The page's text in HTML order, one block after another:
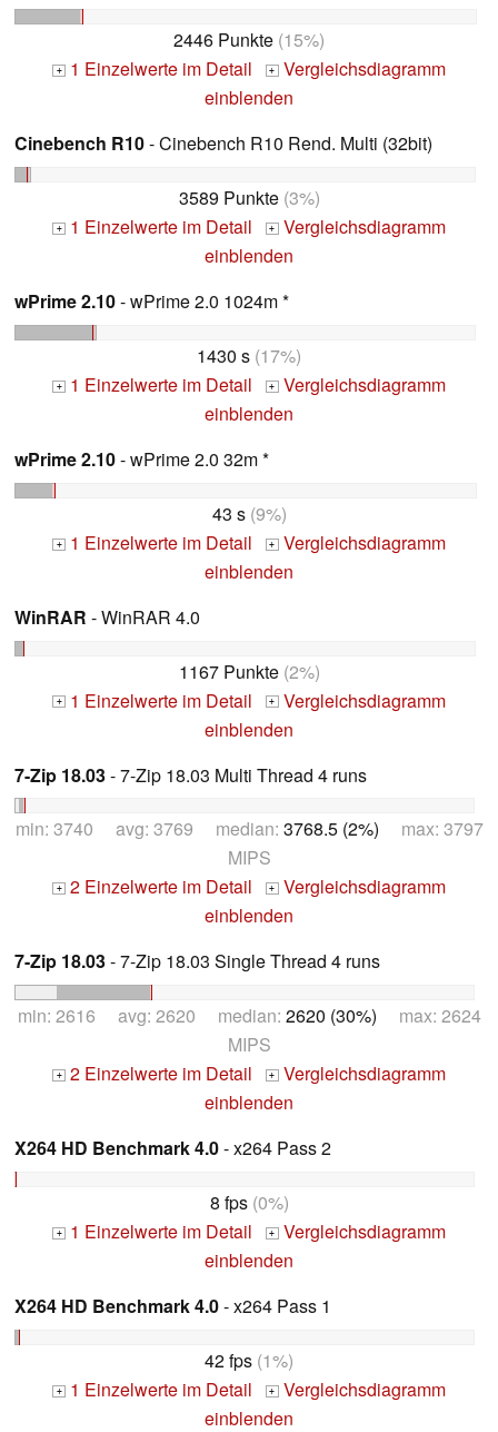
2446 Punkte (15%)
+ 1 Einzelwerte im Detail + Vergleichsdiagramm
einblenden
Cinebench R10- Cinebench R10 Rend. Multi (32bit)
3589 Punkte(3%)
+ 1 Einzelwerte im Detail + Vergleichsdiagramm
einblenden
wPrime 2.10- wPrime 2.0 1024m *
1430 s (17%)
+ 1 Einzelwerte im Detail + Vergleichsdiagramm
einblenden
wPrime 2.10- wPrime 2.0 32m *
43 s(9%)
+ 1 Einzelwerte im Detail + Vergleichsdiagramm
einblenden
WinRAR - WinRAR 4.0
1167 Punkte(2%)
+ 1 Einzelwerte im Detail + Vergleichsdiagramm
einblenden
7-Zip 18.03- 7-Zip 18.03 Multi Thread 4 runs
min: 3740 avg: 3769 median: 3768.5 (2%) max: 3797
MIPS
+ 2 Einzelwerte im Detail + Vergleichsdiagramm
einblenden
7-Zip 18.03- 7-Zip 18.03 Single Thread 4 runs
min: 2616 avg: 2620 median: 2620 (30%) max: 2624
MIPS
+ 2 Einzelwerte im Detail + Vergleichsdiagramm
einblenden
X264 HD Benchmark 4.0- x264 Pass 2
8 fps(0%)
+ 1 Einzelwerte im Detail + Vergleichsdiagramm
einblenden
X264 HD Benchmark 4.0- x264 Pass 1
42 fps (1%)
+ 1 Einzelwerte im Detail + Vergleichsdiagramm
einblenden